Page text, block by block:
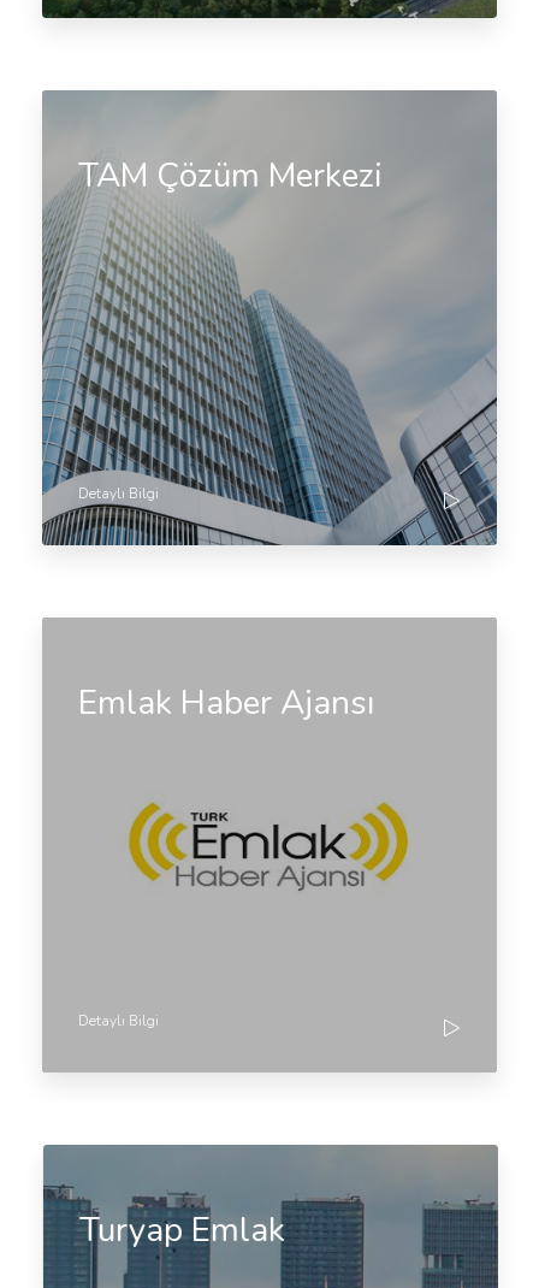
TAM Çözüm Merkezi
Detaylı Bilgi
Emlak Haber Ajansı
Detaylı Bilgi
Turyap Emlak